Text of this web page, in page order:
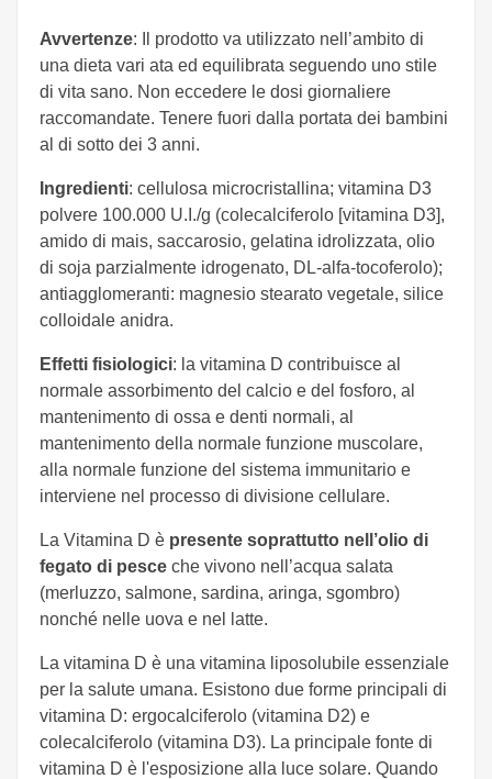
Avvertenze: Il prodotto va utilizzato nell’ambito di
una dieta vari ata ed equilibrata seguendo uno stile
di vita sano. Non eccedere le dosi giornaliere
raccomandate. Tenere fuori dalla portata dei bambini
al di sotto dei 3 anni.
Ingredienti: cellulosa microcristallina; vitamina D3
polvere 100.000 U.I./g (colecalciferolo [vitamina D3],
amido di mais, saccarosio, gelatina idrolizzata, olio
di soja parzialmente idrogenato, DL-alfa-tocoferolo);
antiagglomeranti: magnesio stearato vegetale, silice
colloidale anidra.
Effetti fisiologici: la vitamina D contribuisce al
normale assorbimento del calcio e del fosforo, al
mantenimento di ossa e denti normali, al
mantenimento della normale funzione muscolare,
alla normale funzione del sistema immunitario e
interviene nel processo di divisione cellulare.
La Vitamina D è presente soprattutto nell’olio di
fegato di pesce che vivono nell’acqua salata
(merluzzo, salmone, sardina, aringa, sgombro)
nonché nelle uova e nel latte.
La vitamina D è una vitamina liposolubile essenziale
per la salute umana. Esistono due forme principali di
vitamina D: ergocalciferolo (vitamina D2) e
colecalciferolo (vitamina D3). La principale fonte di
vitamina D è l'esposizione alla luce solare. Quando